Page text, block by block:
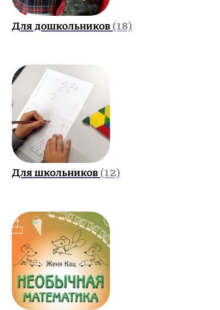
Для дошкольников(18)
Для школьников(12)